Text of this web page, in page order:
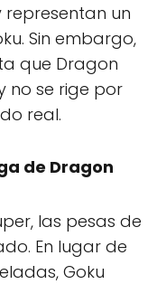
un
Sin embargo,
que Dragon
no se rige por
real.
de Dragon
las pesas de
En lugar de
Goku